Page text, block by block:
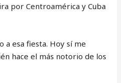
por Centroamérica y Cuba
a esa fiesta. Hoy sí me
hace el más notorio de los